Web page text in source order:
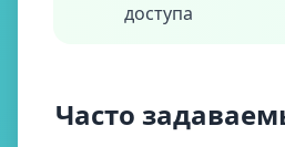
доступа
Часто